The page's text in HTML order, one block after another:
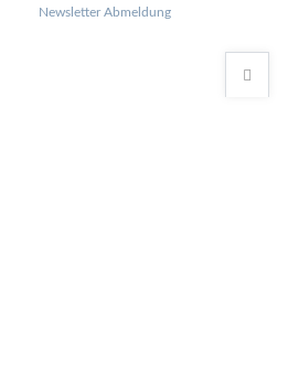
überspringen
Newsletter Abmeldung